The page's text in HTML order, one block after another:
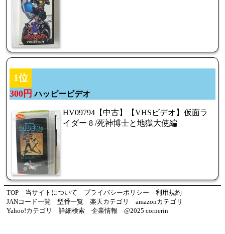
1位
300円 ハッピービデオ
HV09794【中古】【VHSビデオ】仮面ラ
イダー 8 /死神博士と地獄大使編
TOP 当サイトについて プライバシーポリシー
利用規約
JANコード一覧
型番一覧 楽天カテゴリ
amazonカテゴリ
Yahoo!カテゴリ
詳細検索 企業情報 @2025 cornerin